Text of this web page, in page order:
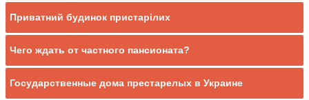
Приватний будинок пристарілих
Чего ждать от частного пансионата?
Государственные дома престарелых в Украине